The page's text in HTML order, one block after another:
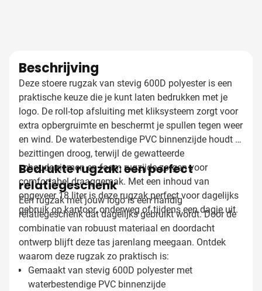
Beschrijving
Deze stoere rugzak van stevig 600D polyester is een
praktische keuze die je kunt laten bedrukken met je
logo. De roll-top afsluiting met kliksysteem zorgt voor
extra opbergruimte en beschermt je spullen tegen weer
en wind. De waterbestendige PVC binnenzijde houdt je
bezittingen droog, terwijl de gewatteerde
schouderriemen en foam rugzijde zorgen voor
comfortabel draaggemak. Met een inhoud van
ongeveer 18 liter is deze rugzak perfect voor dagelijks
gebruik op kantoor, onderweg of tijdens een dagje uit.
Bedrukte rugzak: een perfect
relatiegeschenk
Een rugzak met jouw logo is een handig
relatiegeschenk dat dagelijks gebruikt wordt. Door de
combinatie van robuust materiaal en doordacht
ontwerp blijft deze tas jarenlang meegaan. Ontdek
waarom deze rugzak zo praktisch is:
Gemaakt van stevig 600D polyester met
waterbestendige PVC binnenzijde